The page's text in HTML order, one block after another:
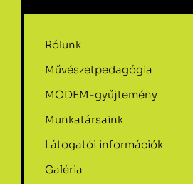
Rólunk
Művészetpedagógia
MODEM-gyűjtemény
Munkatársaink
Látogatói információk
Galéria